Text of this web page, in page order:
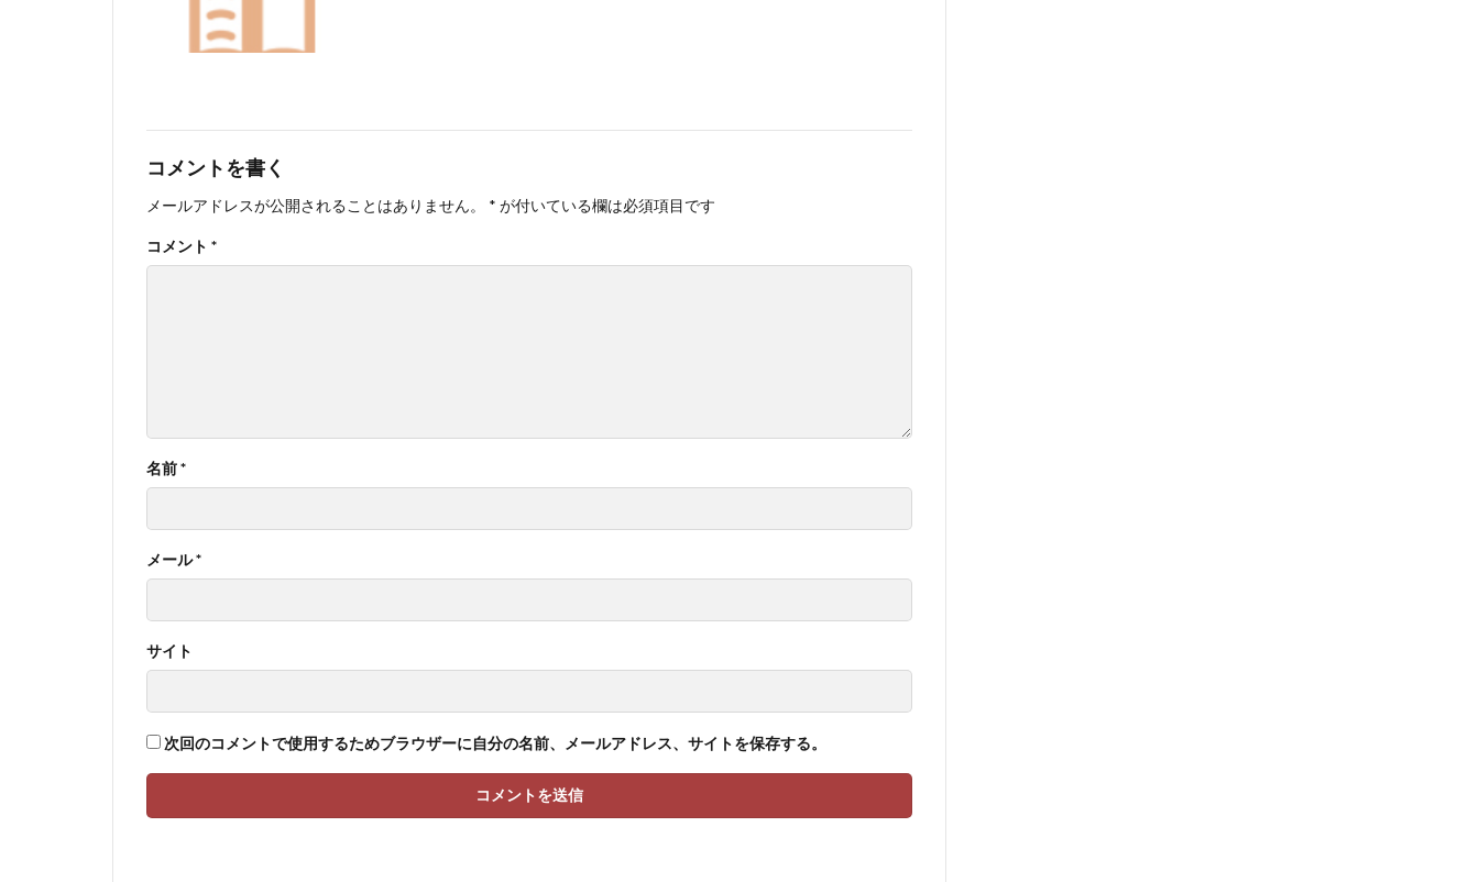
コメントを書く
メールアドレスが公開されることはありません。 * が付いている欄は必須項目です
コメント *
名前*
メール*
サイト
次回のコメントで使用するためブラウザーに自分の名前、メールアドレス、サイトを保存する。